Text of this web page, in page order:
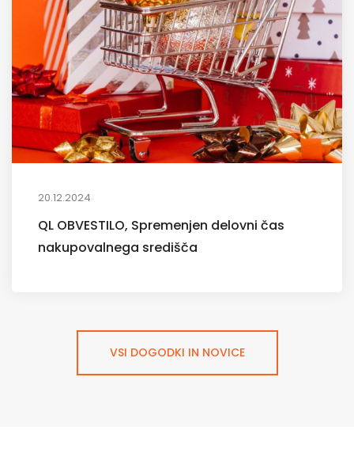
20.12.2024
QL OBVESTILO, Spremenjen delovni čas
nakupovalnega središča
VSI DOGODKI IN NOVICE